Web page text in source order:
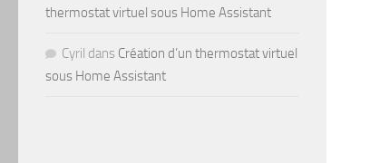
thermostat virtuel sous Home Assistant
Cyril dans Création d’un thermostat virtuel
sous Home Assistant